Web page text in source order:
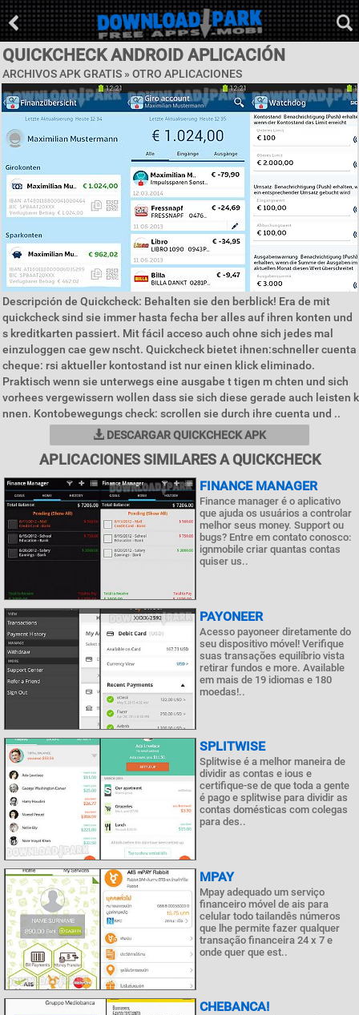
QUICKCHECK ANDROID APLICACIÓN
ARCHIVOS APK GRATIS » OTRO APLICACIONES
Descripción de Quickcheck: Behalten sie den berblick! Era de mit
quickcheck sind sie immer hasta fecha ber alles auf ihren konten und
s kreditkarten passiert. Mit fácil acceso auch ohne sich jedes mal
einzuloggen cae gew nscht. Quickcheck bietet ihnen:schneller cuenta
cheque: rsi aktueller kontostand ist nur einen klick eliminado.
Praktisch wenn sie unterwegs eine ausgabe t tigen m chten und sich
vorhees vergewissern wollen dass sie sich diese gerade auch leisten k
nnen. Kontobewegungs check: scrollen sie durch ihre cuenta und ..
DESCARGAR QUICKCHECK APK
APLICACIONES SIMILARES A QUICKCHECK
FINANCE MANAGER
Finance manager é o aplicativo
que ajuda os usuários a controlar
melhor seus money. Support ou
bugs? Entre em contato conosco:
ignmobile criar quantas contas
quiser us..
PAYONEER
Acesso payoneer diretamente do
seu dispositivo móvel! Verifique
suas transações equilíbrio vista
retirar fundos e more. Available
em mais de 19 idiomas e 180
moedas!..
SPLITWISE
Splitwise é a melhor maneira de
dividir as contas e ious e
certifique-se de que toda a gente
é pago e splitwise para dividir as
contas domésticas com colegas
para des..
MPAY
Mpay adequado um serviço
financeiro móvel de ais para
celular todo tailandês números
que lhe permite fazer qualquer
transação financeira 24 x 7 e
onde quer que est..
CHEBANCA!